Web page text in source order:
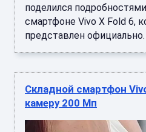
поделился
смартфоне Vivo X Fold 6,
представлен официально.
Складной смартфон
камеру 200 Мп